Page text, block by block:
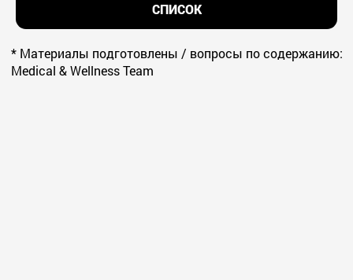
СПИСОК
* Материалы подготовлены / вопросы по содержанию:
Medical & Wellness Team